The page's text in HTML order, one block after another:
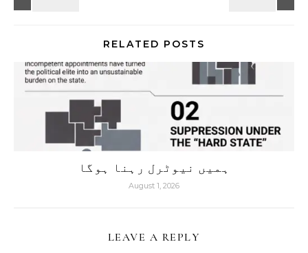
RELATED POSTS
ہمیں نیوٹرل رہنا ہوگا
August 1, 2026
LEAVE A REPLY